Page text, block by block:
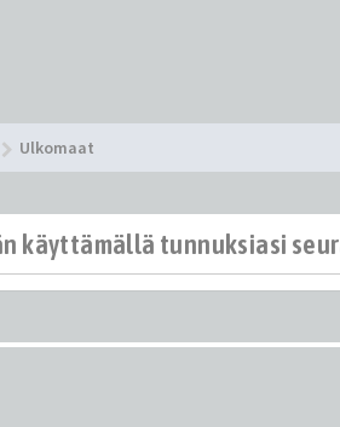
Ulkomaat
käyttämällä tunnuksiasi